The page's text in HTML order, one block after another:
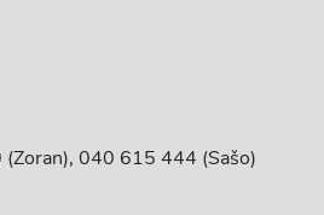
040 615 444 (Sašo)